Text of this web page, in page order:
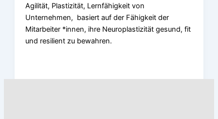
Agilität, Plastizität, Lernfähigkeit von
Unternehmen, basiert auf der Fähigkeit der
Mitarbeiter *innen, ihre Neuroplastizität gesund, fit
und resilient zu bewahren.